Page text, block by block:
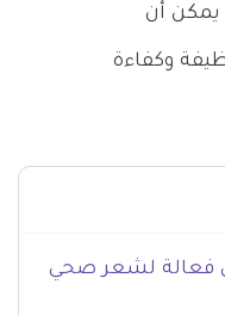
يمكن أن
وكفاءة
فعالة لشعر صحي